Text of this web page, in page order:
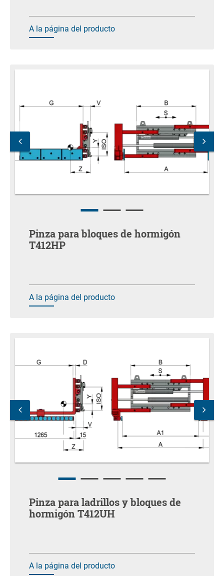
A la página del producto
Pinza para bloques de hormigón
T412HP
A la página del producto
Pinza para ladrillos y bloques de
hormigón T412UH
A la página del producto